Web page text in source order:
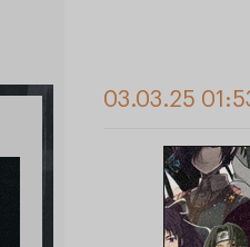
03.03.25